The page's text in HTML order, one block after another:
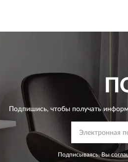
Подпишись, чтобы получать
Подписываясь, Вы